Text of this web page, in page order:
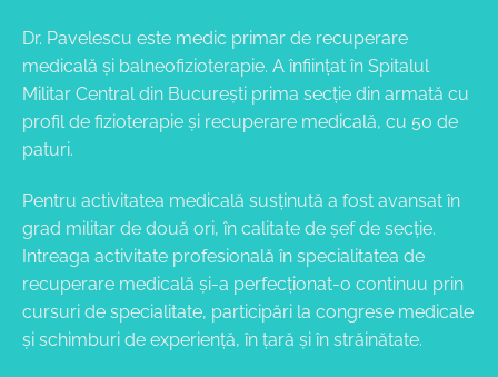
Dr. Pavelescu este medic primar de recuperare
medicală şi balneofizioterapie. A înfiinţat în Spitalul
Militar Central din Bucureşti prima secţie din armată cu
profil de fizioterapie şi recuperare medicală, cu 50 de
paturi.
Pentru activitatea medicală susţinută a fost avansat în
grad militar de două ori, în calitate de şef de secţie.
Intreaga activitate profesională în specialitatea de
recuperare medicală şi-a perfecţionat-o continuu prin
cursuri de specialitate, participări la congrese medicale
şi schimburi de experienţă, în ţară şi în străinătate.